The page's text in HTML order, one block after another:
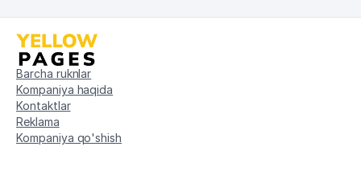
Barcha ruknlar
Kompaniya haqida
Kontaktlar
Reklama
Kompaniya qo'shish